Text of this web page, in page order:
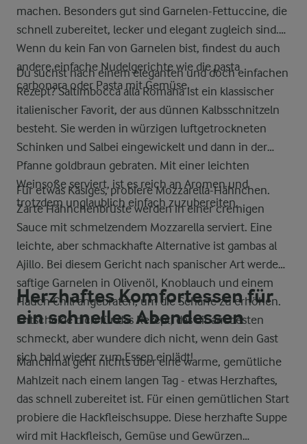
machen. Besonders gut sind Garnelen-Fettuccine, die
schnell zubereitet, lecker und elegant zugleich sind.
Wenn du kein Fan von Garnelen bist, findest du auch
andere einfache Nudelgerichte wie die pasta
carbonara oder Pasta mit Gemüse.
Du suchst nach einem eleganten und doch einfachen
Rezept? Saltimbocca alla Romana ist ein klassischer
italienischer Favorit, der aus dünnen Kalbsschnitzeln
besteht. Sie werden in würzigen luftgetrockneten
Schinken und Salbei eingewickelt und dann in der
Pfanne goldbraun gebraten. Mit einer leichten
Weinsoße serviert, ist es reich an Aromen und
trotzdem unglaublich einfach zuzubereiten.
Für etwas Käsiges, probiere Mozzarella-Hähnchen.
Zarte Hähnchenbrüste werden in einer cremigen
Sauce mit schmelzendem Mozzarella serviert. Eine
leichte, aber schmackhafte Alternative ist gambas al
Ajillo. Bei diesem Gericht nach spanischer Art werden
saftige Garnelen in Olivenöl, Knoblauch und einem
Hauch Chili angebraten, um die Schärfe zu erhöhen.
Entscheide dich für das Rezept, das dir am besten
schmeckt, aber wundere dich nicht, wenn dein Gast
sich bald wieder zum Essen einlädt!
Herzhaftes Komfortessen für
ein schnelles Abendessen
Manchmal geht nichts über eine warme, gemütliche
Mahlzeit nach einem langen Tag - etwas Herzhaftes,
das schnell zubereitet ist. Für einen gemütlichen Start
probiere die Hackfleischsuppe. Diese herzhafte Suppe
wird mit Hackfleisch, Gemüse und Gewürzen